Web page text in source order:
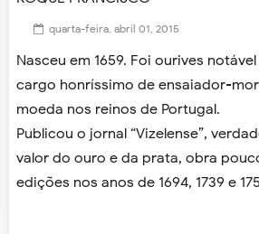
quarta-feira, abril 01, 2015
Nasceu em 1659. Foi ourives
cargo honríssimo de ensaiador-
moeda nos reinos de Portugal.
Publicou o jornal “Vizelense”,
valor do ouro e da prata, obra
edições nos anos de 1694, 1739 e